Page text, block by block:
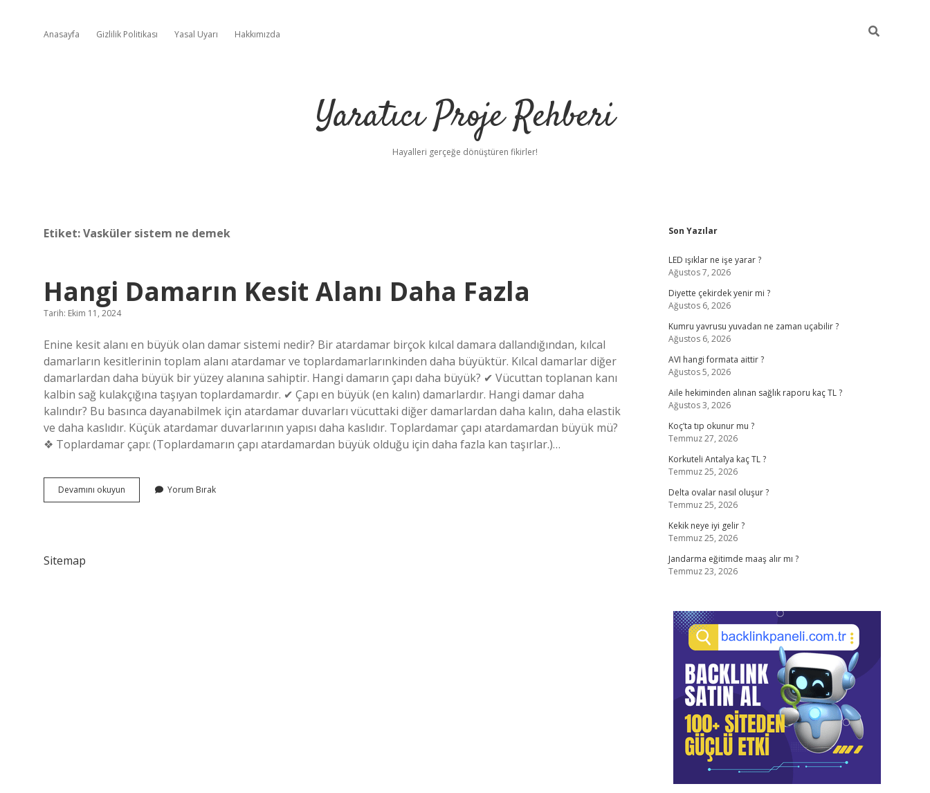
Anasayfa Gizlilik Politikası Yasal Uyarı Hakkımızda
Yaratıcı Proje Rehberi
Hayalleri gerçeğe dönüştüren fikirler!
Etiket:Vasküler sistem ne demek
Hangi Damarın Kesit Alanı Daha Fazla
Tarih: Ekim 11, 2024
Enine kesit alanı en büyük olan damar sistemi nedir? Bir atardamar birçok kılcal damara dallandığından, kılcal
damarların kesitlerinin toplam alanı atardamar ve toplardamarlarınkinden daha büyüktür. Kılcal damarlar diğer
damarlardan daha büyük bir yüzey alanına sahiptir. Hangi damarın çapı daha büyük? ✔ Vücuttan toplanan kanı
kalbin sağ kulakçığına taşıyan toplardamardır. ✔ Çapı en büyük (en kalın) damarlardır. Hangi damar daha
kalındır? Bu basınca dayanabilmek için atardamar duvarları vücuttaki diğer damarlardan daha kalın, daha elastik
ve daha kaslıdır. Küçük atardamar duvarlarının yapısı daha kaslıdır. Toplardamar çapı atardamardan büyük mü?
❖ Toplardamar çapı: (Toplardamarın çapı atardamardan büyük olduğu için daha fazla kan taşırlar.)…
Devamını okuyun
Damarın
Yorum Bırak
Sitemap
Sidebar
Son Yazılar
LED ışıklar ne işe yarar ?
Ağustos 7, 2026
Diyette çekirdek yenir mi ?
Ağustos 6, 2026
Kumru yavrusu yuvadan ne zaman uçabilir ?
Ağustos 6, 2026
AVI hangi formata aittir ?
Ağustos 5, 2026
Aile hekiminden alınan sağlık raporu kaç TL ?
Ağustos 3, 2026
Koç’ta tıp okunur mu ?
Temmuz 27, 2026
Korkuteli Antalya kaç TL ?
Temmuz 25, 2026
Delta ovalar nasıl oluşur ?
Temmuz 25, 2026
Kekik neye iyi gelir ?
Temmuz 25, 2026
Jandarma eğitimde maaş alır mı ?
Temmuz 23, 2026